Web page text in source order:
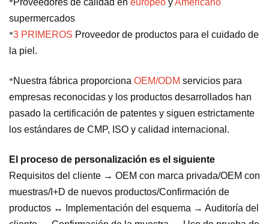
*Proveedores de calidad en europeo yAmericano
supermercados
*3 PRIMEROS Proveedor de productos para el cuidado de
la piel.
*Nuestra fábrica proporciona OEM/ODM servicios para
empresas reconocidas y los productos desarrollados han
pasado la certificación de patentes y siguen estrictamente
los estándares de CMP, ISO y calidad internacional.
El proceso de personalización es el siguiente
Requisitos del cliente → OEM con marca privada/OEM con
muestras/I+D de nuevos productos/Confirmación de
productos ↔ Implementación del esquema → Auditoría del